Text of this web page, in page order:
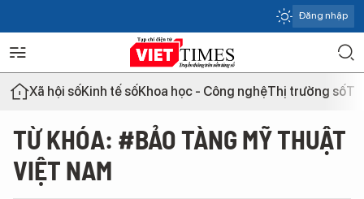
Đăng nhập
Xã hội sốKinh tế sốKhoa học - Công nghệThị trường số
TỪ KHÓA: #BẢO TÀNG MỸ THUẬT
VIỆT NAM